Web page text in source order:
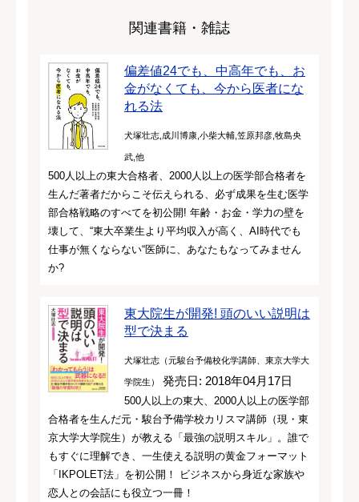
関連書籍・雑誌
偏差値24でも、中高年でも、お
金がなくても、今から医者にな
れる法
犬塚壮志,成川博康,小柴大輔,笠原邦彦,牧島央
武,他
500人以上の東大合格者、2000人以上の医学部合格者を
生んだ著者だからこそ伝えられる、必ず成果を生む医学
部合格戦略のすべてを初公開! 年齢・お金・学力の壁を
壊して、“東大卒業生より平均収入が高く、AI時代でも
仕事が無くならない“医師に、あなたもなってみません
か?
東大院生が開発! 頭のいい説明は
型で決まる
犬塚壮志（元駿台予備校化学講師、東京大学大
学院生） 発売日: 2018年04月17日
500人以上の東大、2000人以上の医学部
合格者を生んだ元・駿台予備学校カリスマ講師（現・東
京大学大学院生）が教える「最強の説明スキル」。誰で
もすぐに理解でき、一生使える説明の黄金フォーマット
「IKPOLET法」を初公開！ ビジネスから身近な家族や
恋人との会話にも役立つ一冊！